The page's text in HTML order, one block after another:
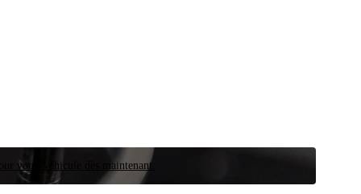
votre véhicule dès maintenant.